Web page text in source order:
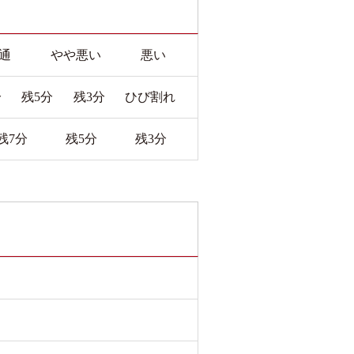
やや悪い 悪い
残5分 残3分 ひび割れ
7分 残5分 残3分